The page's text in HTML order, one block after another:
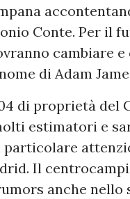
Conte. Per il
cambiare e
di Adam
di proprietà del
estimatori e
particolare
Il
anche nello